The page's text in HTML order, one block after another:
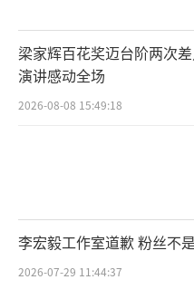
梁家辉百花奖迈台阶两次
演讲感动全场
2026-08-08 15:49:18
李宏毅工作室道歉 粉丝不
2026-07-29 11:44:37